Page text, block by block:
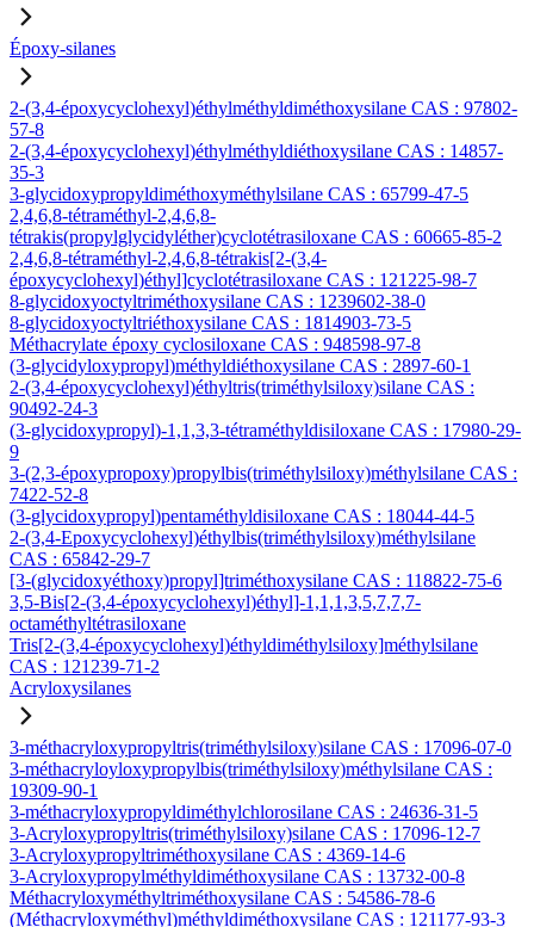
Époxy-silanes
2-(3,4-époxycyclohexyl)éthylméthyldiméthoxysilane CAS : 97802-
57-8
2-(3,4-époxycyclohexyl)éthylméthyldiéthoxysilane CAS : 14857-
35-3
3-glycidoxypropyldiméthoxyméthylsilane CAS : 65799-47-5
2,4,6,8-tétraméthyl-2,4,6,8-
tétrakis(propylglycidyléther)cyclotétrasiloxane CAS : 60665-85-2
2,4,6,8-tétraméthyl-2,4,6,8-tétrakis[2-(3,4-
époxycyclohexyl)éthyl]cyclotétrasiloxane CAS : 121225-98-7
8-glycidoxyoctyltriméthoxysilane CAS : 1239602-38-0
8-glycidoxyoctyltriéthoxysilane CAS : 1814903-73-5
Méthacrylate époxy cyclosiloxane CAS : 948598-97-8
(3-glycidyloxypropyl)méthyldiéthoxysilane CAS : 2897-60-1
2-(3,4-époxycyclohexyl)éthyltris(triméthylsiloxy)silane CAS :
90492-24-3
(3-glycidoxypropyl)-1,1,3,3-tétraméthyldisiloxane CAS : 17980-29-
9
3-(2,3-époxypropoxy)propylbis(triméthylsiloxy)méthylsilane CAS :
7422-52-8
(3-glycidoxypropyl)pentaméthyldisiloxane CAS : 18044-44-5
2-(3,4-Epoxycyclohexyl)éthylbis(triméthylsiloxy)méthylsilane
CAS : 65842-29-7
[3-(glycidoxyéthoxy)propyl]triméthoxysilane CAS : 118822-75-6
3,5-Bis[2-(3,4-époxycyclohexyl)éthyl]-1,1,1,3,5,7,7,7-
octaméthyltétrasiloxane
Tris[2-(3,4-époxycyclohexyl)éthyldiméthylsiloxy]méthylsilane
CAS : 121239-71-2
Acryloxysilanes
3-méthacryloxypropyltris(triméthylsiloxy)silane CAS : 17096-07-0
3-méthacryloyloxypropylbis(triméthylsiloxy)méthylsilane CAS :
19309-90-1
3-méthacryloxypropyldiméthylchlorosilane CAS : 24636-31-5
3-Acryloxypropyltris(triméthylsiloxy)silane CAS : 17096-12-7
3-Acryloxypropyltriméthoxysilane CAS : 4369-14-6
3-Acryloxypropylméthyldiméthoxysilane CAS : 13732-00-8
Méthacryloxyméthyltriméthoxysilane CAS : 54586-78-6
(Méthacryloxyméthyl)méthyldiméthoxysilane CAS : 121177-93-3